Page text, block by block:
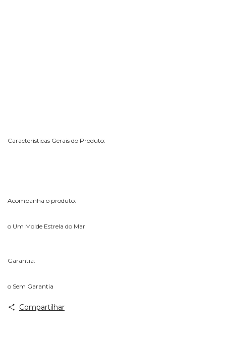
Características Gerais do Produto:
Acompanha o produto:
o Um Molde Estrela do Mar
Garantia:
o Sem Garantia
Compartilhar